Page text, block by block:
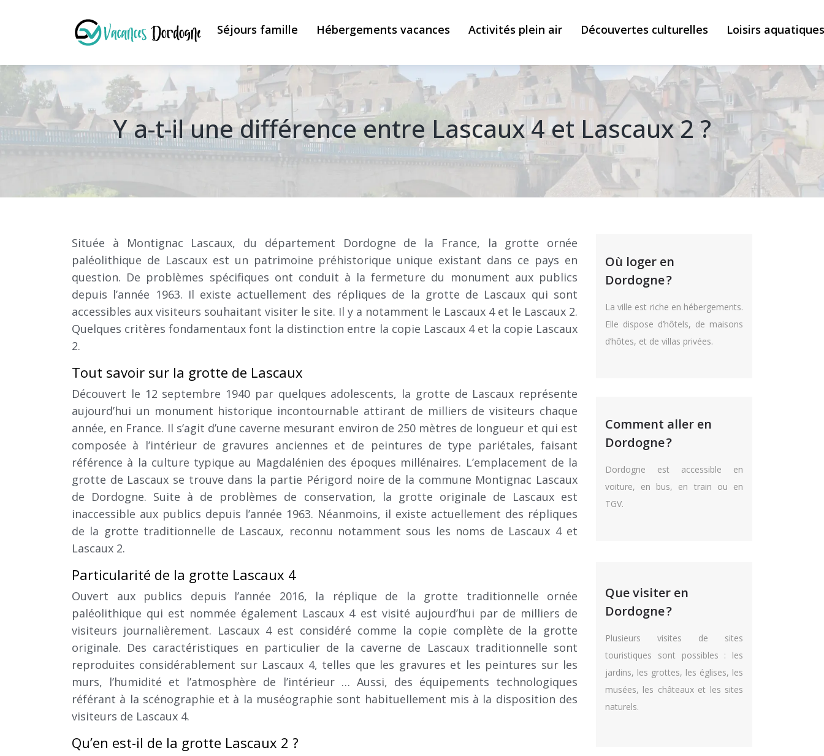
Séjours famille Hébergements vacances Activités plein air Découvertes culturelles Loisirs aquatiques
Y a-t-il une différence entre Lascaux 4 et Lascaux 2 ?
Située à Montignac Lascaux, du département Dordogne de la France, la grotte ornée
paléolithique de Lascaux est un patrimoine préhistorique unique existant dans ce pays en
question. De problèmes spécifiques ont conduit à la fermeture du monument aux publics
depuis l’année 1963. Il existe actuellement des répliques de la grotte de Lascaux qui sont
accessibles aux visiteurs souhaitant visiter le site. Il y a notamment le Lascaux 4 et le Lascaux 2.
Quelques critères fondamentaux font la distinction entre la copie Lascaux 4 et la copie Lascaux
2.
Tout savoir sur la grotte de Lascaux
Découvert le 12 septembre 1940 par quelques adolescents, la grotte de Lascaux représente
aujourd’hui un monument historique incontournable attirant de milliers de visiteurs chaque
année, en France. Il s’agit d’une caverne mesurant environ de 250 mètres de longueur et qui est
composée à l’intérieur de gravures anciennes et de peintures de type pariétales, faisant
référence à la culture typique au Magdalénien des époques millénaires. L’emplacement de la
grotte de Lascaux se trouve dans la partie Périgord noire de la commune Montignac Lascaux
de Dordogne. Suite à de problèmes de conservation, la grotte originale de Lascaux est
inaccessible aux publics depuis l’année 1963. Néanmoins, il existe actuellement des répliques
de la grotte traditionnelle de Lascaux, reconnu notamment sous les noms de Lascaux 4 et
Lascaux 2.
Particularité de la grotte Lascaux 4
Ouvert aux publics depuis l’année 2016, la réplique de la grotte traditionnelle ornée
paléolithique qui est nommée également Lascaux 4 est visité aujourd’hui par de milliers de
visiteurs journalièrement. Lascaux 4 est considéré comme la copie complète de la grotte
originale. Des caractéristiques en particulier de la caverne de Lascaux traditionnelle sont
reproduites considérablement sur Lascaux 4, telles que les gravures et les peintures sur les
murs, l’humidité et l’atmosphère de l’intérieur … Aussi, des équipements technologiques
référant à la scénographie et à la muséographie sont habituellement mis à la disposition des
visiteurs de Lascaux 4.
Qu’en est-il de la grotte Lascaux 2 ?
Où loger en
Dordogne ?
La ville est riche en hébergements.
Elle dispose d’hôtels, de maisons
d’hôtes, et de villas privées.
Comment aller en
Dordogne ?
Dordogne est accessible en
voiture, en bus, en train ou en
TGV.
Que visiter en
Dordogne ?
Plusieurs visites de sites
touristiques sont possibles : les
jardins, les grottes, les églises, les
musées, les châteaux et les sites
naturels.